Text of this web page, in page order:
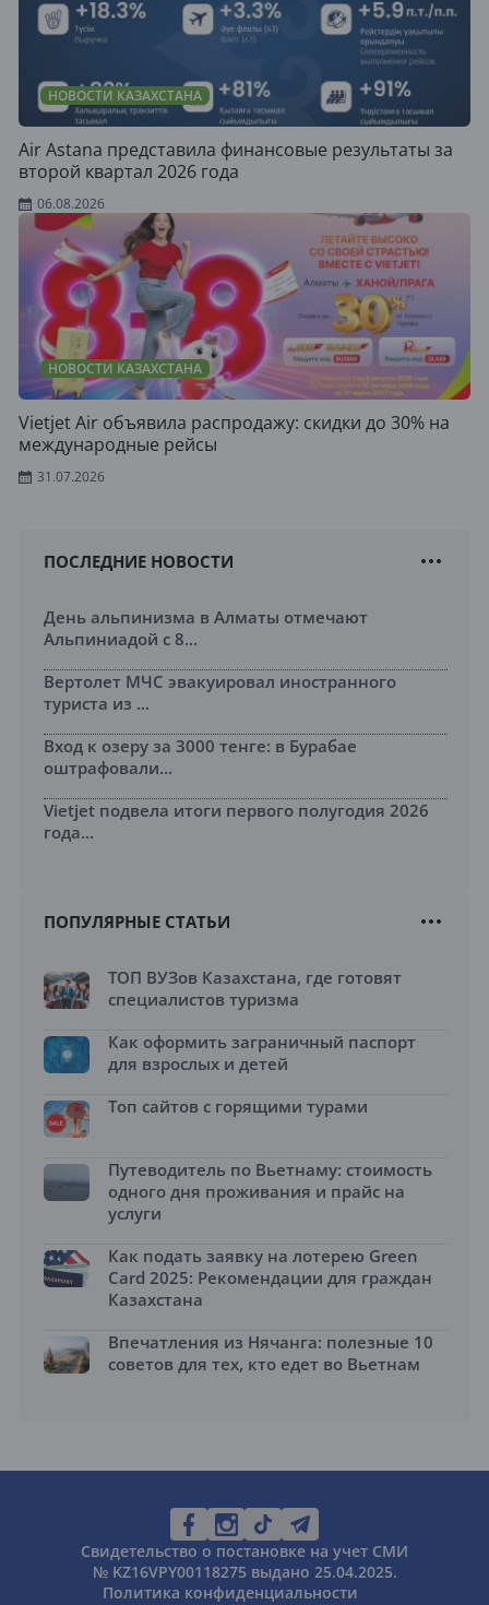
НОВОСТИ КАЗАХСТАНА
Air Astana представила финансовые результаты за
второй квартал 2026 года
06.08.2026
НОВОСТИ КАЗАХСТАНА
Vietjet Air объявила распродажу: скидки до 30% на
международные рейсы
31.07.2026
ПОСЛЕДНИЕ НОВОСТИ
День альпинизма в Алматы отмечают
Альпиниадой с 8...
Вертолет МЧС эвакуировал иностранного
туриста из ...
Вход к озеру за 3000 тенге: в Бурабае
оштрафовали...
Vietjet подвела итоги первого полугодия 2026
года...
ПОПУЛЯРНЫЕ СТАТЬИ
ТОП ВУЗов Казахстана, где готовят
специалистов туризма
Как оформить заграничный паспорт
для взрослых и детей
Топ сайтов с горящими турами
Путеводитель по Вьетнаму: стоимость
одного дня проживания и прайс на
услуги
Как подать заявку на лотерею Green
Card 2025: Рекомендации для граждан
Казахстана
Впечатления из Нячанга: полезные 10
советов для тех, кто едет во Вьетнам
Свидетельство о постановке на учет СМИ
№ KZ16VPY00118275 выдано 25.04.2025.
Политика конфиденциальности